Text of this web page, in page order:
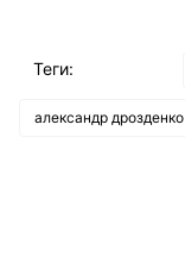
Теги:
александр дрозденко